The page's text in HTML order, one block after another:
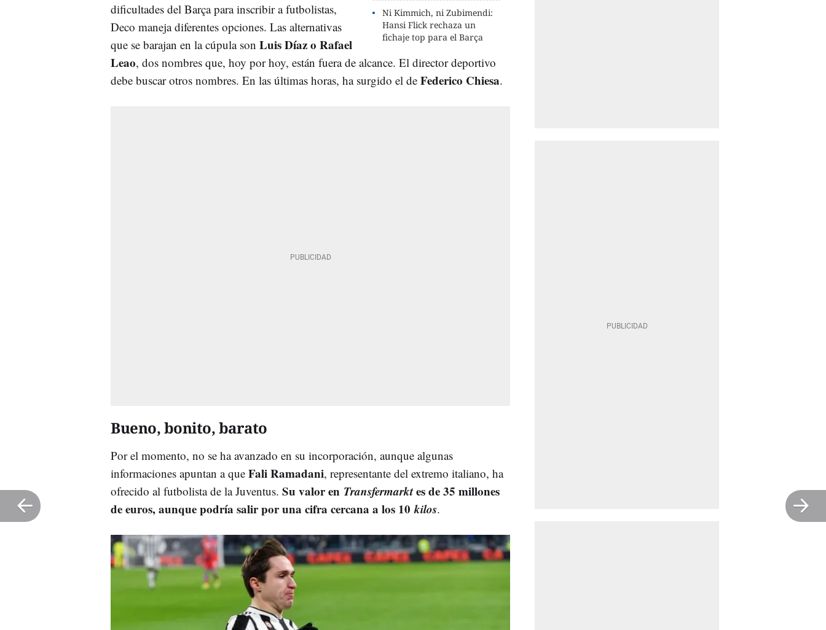
Ni Kimmich, ni Zubimendi:
Hansi Flick rechaza un
fichaje top para el Barça
dificultades del Barça para inscribir a futbolistas,
Deco maneja diferentes opciones. Las alternativas
que se barajan en la cúpula son Luis Díaz o Rafael
Leao, dos nombres que, hoy por hoy, están fuera de alcance. El director deportivo
debe buscar otros nombres. En las últimas horas, ha surgido el de Federico Chiesa.
Bueno, bonito, barato
Por el momento, no se ha avanzado en su incorporación, aunque algunas
informaciones apuntan a que Fali Ramadani, representante del extremo italiano, ha
ofrecido al futbolista de la Juventus. Su valor en Transfermarktes de 35 millones
de euros, aunque podría salir por una cifra cercana a los 10kilos.